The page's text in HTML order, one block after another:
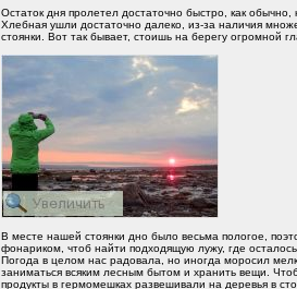
Остаток дня пролетел достаточно быстро, как
Хлебная ушли достаточно далеко, из-за наличия
стоянки. Вот так бывает, стоишь на берегу огромной
В месте нашей стоянки дно было весьма пологое,
фонариком, чтоб найти подходящую лужу, где
Погода в целом нас радовала, но иногда моросил
заниматься всяким лесным бытом и хранить вещи.
продукты в гермомешках развешивали на деревья в